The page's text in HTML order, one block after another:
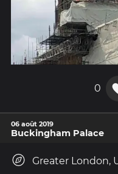
0
06 août 2019
Buckingham Palace
Greater London,